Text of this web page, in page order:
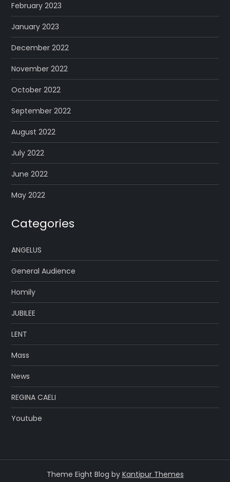
February 2023
January 2023
December 2022
November 2022
October 2022
September 2022
August 2022
July 2022
June 2022
May 2022
Categories
ANGELUS
General Audience
Homily
JUBILEE
LENT
Mass
News
REGINA CAELI
Youtube
Theme Eight Blog by Kantipur Themes